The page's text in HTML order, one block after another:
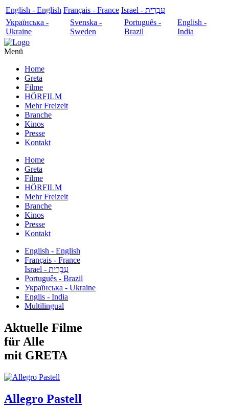
English - English Français - France
עִבְרִית - Israel
Українська -
Ukraine
Svenska -
Sweden
Português -
Brazil
English -
India
Menü
Home
Greta
Filme
HÖRFILM
Mehr Freizeit
Branche
Kinos
Presse
Kontakt
Home
Greta
Filme
HÖRFILM
Mehr Freizeit
Branche
Kinos
Presse
Kontakt
English - English
Français - France
עִבְרִית - Israel
Português - Brazil
Українська - Ukraine
Englis - India
Multilingual
Aktuelle Filme
für Alle
mit GRETA
Allegro Pastell